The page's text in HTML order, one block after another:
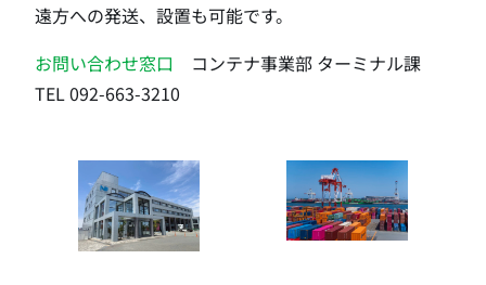
遠方への発送、設置も可能です。
お問い合わせ窓口 コンテナ事業部 ターミナル課
TEL 092-663-3210